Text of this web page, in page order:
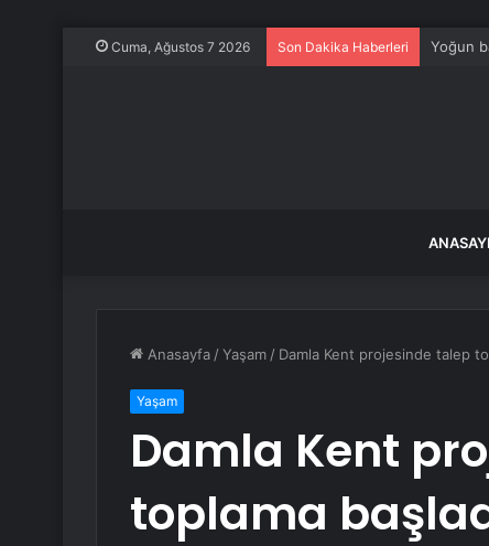
Cuma, Ağustos 7 2026 Son Dakika Haberleri MSI da
Anasayfa /Yaşam / Damla Kent projesinde talep
Yaşam
Damla Kent
toplama